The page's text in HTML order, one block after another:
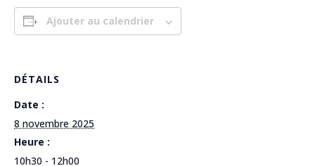
Ajouter au calendrier
DÉTAILS
Date :
8 novembre 2025
Heure :
10h30 - 12h00